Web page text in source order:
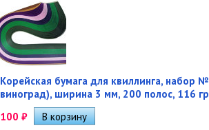
Корейская бумага для квиллинга, набор
виноград), ширина 3 мм, 200 полос, 116 гр
100 ₽